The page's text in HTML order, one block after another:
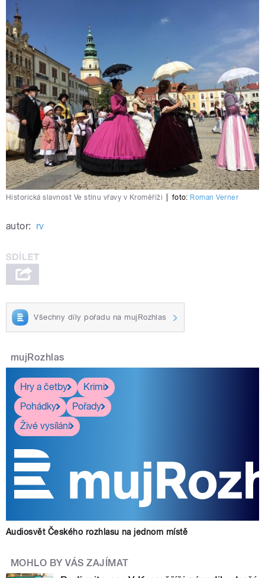
Historická slavnost Ve stínu vřavy v Kroměříži foto: Roman Verner
autor: rv
Všechny díly pořadu na mujRozhlas
mujRozhlas
Hry a četby
Krimi
Pohádky
Pořady
Živé vysílání
Audiosvět Českého rozhlasu na jednom místě
MOHLO BY VÁS ZAJÍMAT